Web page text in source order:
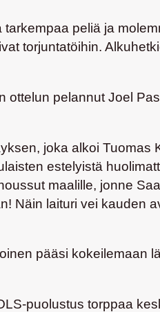
peliä ja
torjuntatöihin.
ottelun pelannut Joel
joka alkoi Tuomas
estelyistä
maalille, jonne
! Näin laituri vei kauden
pääsi kokeilemaan
puolustus torppaa